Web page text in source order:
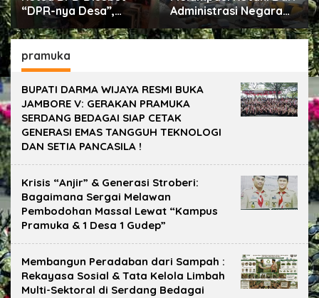
“DPR-nya Desa”,
Kades Wajib Libatkan
dalam Setiap Kegiatan
dan Penetapan
Anggaran.
Administrasi Negara
ke Dunia
Pertambangan
pramuka
BUPATI DARMA WIJAYA RESMI BUKA
JAMBORE V: GERAKAN PRAMUKA
SERDANG BEDAGAI SIAP CETAK
GENERASI EMAS TANGGUH TEKNOLOGI
DAN SETIA PANCASILA !
Krisis “Anjir” & Generasi Stroberi:
Bagaimana Sergai Melawan
Pembodohan Massal Lewat “Kampus
Pramuka & 1 Desa 1 Gudep”
Membangun Peradaban dari Sampah :
Rekayasa Sosial & Tata Kelola Limbah
Multi-Sektoral di Serdang Bedagai